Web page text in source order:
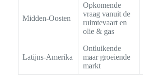
Midden-Oosten
Opkomende
vraag vanuit de
ruimtevaart en
olie & gas
Latijns-Amerika
Ontluikende
maar groeiende
markt